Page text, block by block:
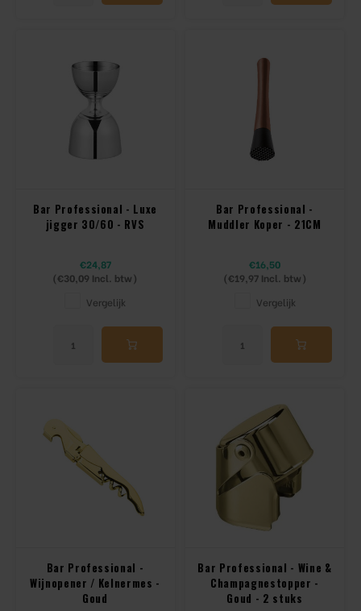
Bar Professional - Luxe
jigger 30/60 - RVS
€24,87
(€30,09 Incl. btw)
Vergelijk
Bar Professional -
Muddler Koper - 21CM
€16,50
(€19,97Incl. btw)
Vergelijk
Bar Professional -
Wijnopener / Kelnermes -
Goud
Bar Professional - Wine &
Champagnestopper -
Goud - 2 stuks